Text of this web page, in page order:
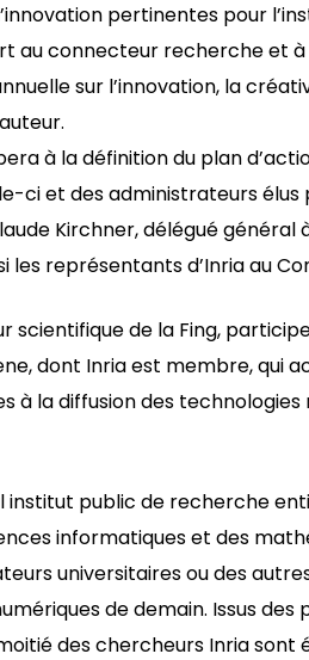
pertinentes pour
au connecteur recherche et
sur l’innovation, la
à la définition du plan
ci et des administrateurs
Kirchner, délégué
les représentants d’Inria au
scientifique de la Fing,
dont Inria est membre, qui
à la diffusion des technologies
institut public de recherche
informatiques et des
universitaires ou des
de demain. Issus des
des chercheurs Inria